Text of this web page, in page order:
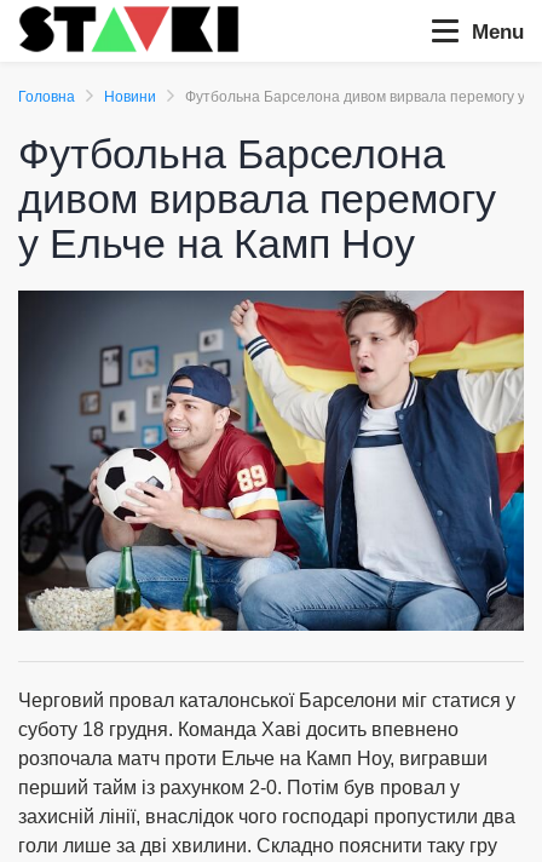
Menu
Головна Новини Футбольна Барселона дивом вирвала перемогу у
Футбольна Барселона
дивом вирвала перемогу
у Ельче на Камп Ноу
Черговий провал каталонської Барселони міг статися у
суботу 18 грудня. Команда Хаві досить впевнено
розпочала матч проти Ельче на Камп Ноу, вигравши
перший тайм із рахунком 2-0. Потім був провал у
захисній лінії, внаслідок чого господарі пропустили два
голи лише за дві хвилини. Складно пояснити таку гру